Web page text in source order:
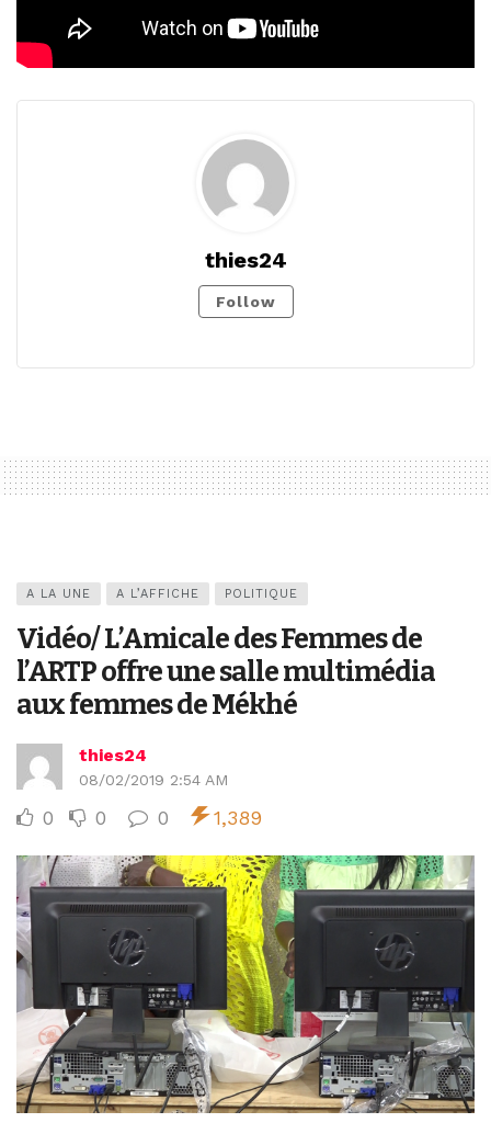
thies24
Follow
A LA UNE A L’AFFICHE POLITIQUE
Vidéo/ L’Amicale des Femmes de
l’ARTP offre une salle multimédia
aux femmes de Mékhé
thies24
08/02/2019 2:54 AM
0 0 0 1,389